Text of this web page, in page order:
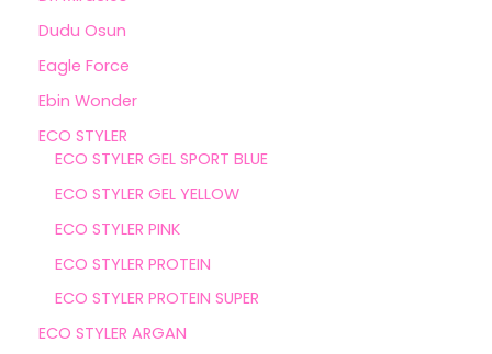
Dudu Osun
Eagle Force
Ebin Wonder
ECO STYLER
ECO STYLER GEL SPORT BLUE
ECO STYLER GEL YELLOW
ECO STYLER PINK
ECO STYLER PROTEIN
ECO STYLER PROTEIN SUPER
ECO STYLER ARGAN